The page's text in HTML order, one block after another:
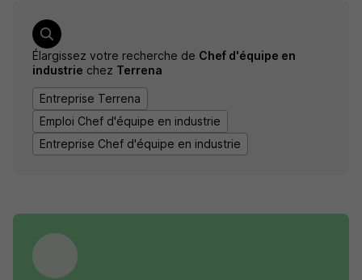
Élargissez votre recherche de Chef d'équipe en
industrie chez Terrena
Entreprise Terrena
Emploi Chef d'équipe en industrie
Entreprise Chef d'équipe en industrie